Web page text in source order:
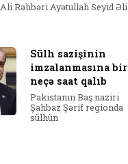
Rəhbəri Ayətullah Seyid Əli
Sülh sazişinin
imzalanmasına bir
neçə saat qalıb
Pakistanın Baş naziri
Şahbaz Şərif regionda
sülhün